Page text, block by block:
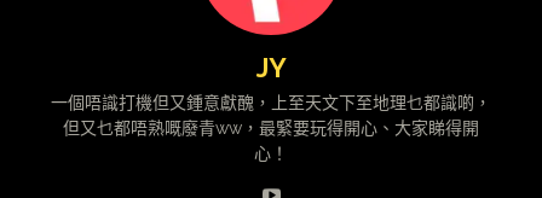
JY
一個唔識打機但又鍾意獻醜，上至天文下至地理乜都識啲，
但又乜都唔熟嘅廢青ww，最緊要玩得開心、大家睇得開
心！